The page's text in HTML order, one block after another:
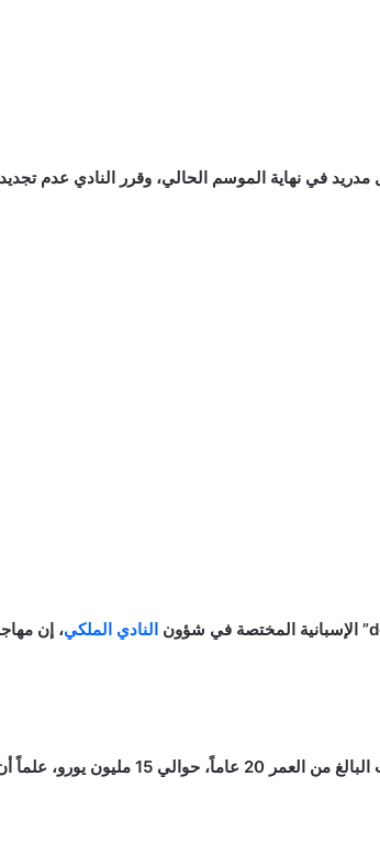
مدريد في نهاية الموسم الحالي، وقرر النادي عدم
النادي الملكي، إن
وأضاف المصدر أن قيمة اللاعب البالغ من